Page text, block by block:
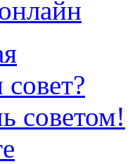
советом!